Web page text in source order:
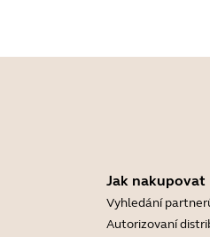
Jak nakupovat
Vyhledání
Autorizovaní